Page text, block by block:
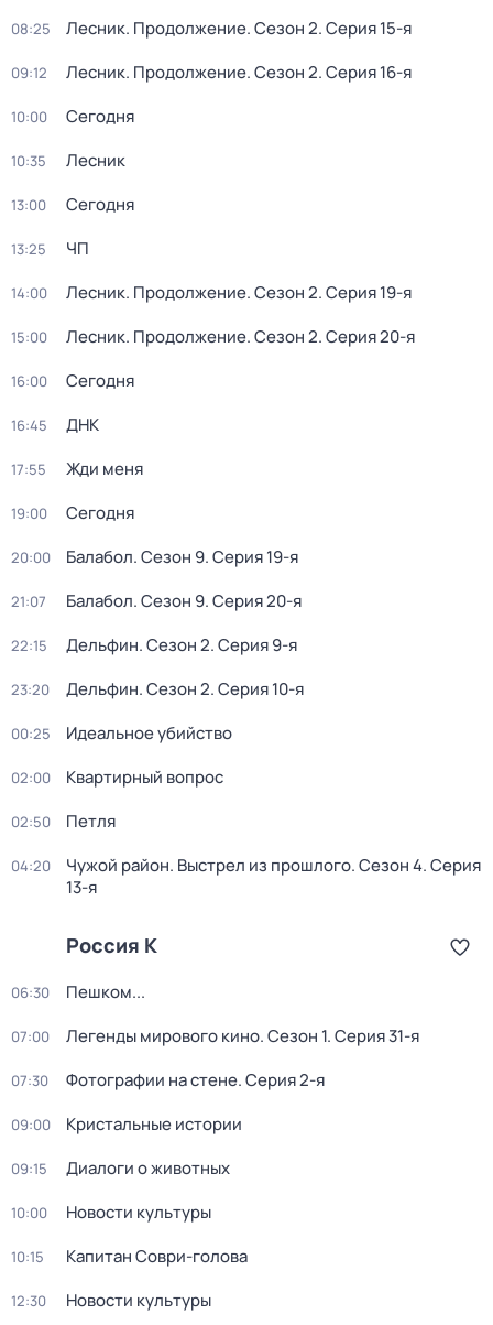
08:25 Лесник. Продолжение. Сезон 2. Серия 15-я
09:12 Лесник. Продолжение. Сезон 2. Серия 16-я
10:00 Сегодня
10:35 Лесник
13:00 Сегодня
13:25 ЧП
14:00 Лесник. Продолжение. Сезон 2. Серия 19-я
15:00 Лесник. Продолжение. Сезон 2. Серия 20-я
16:00 Сегодня
16:45 ДНК
17:55 Жди меня
19:00 Сегодня
20:00 Балабол. Сезон 9. Серия 19-я
21:07 Балабол. Сезон 9. Серия 20-я
22:15 Дельфин. Сезон 2. Серия 9-я
23:20 Дельфин. Сезон 2. Серия 10-я
00:25 Идеальное убийство
02:00 Квартирный вопрос
02:50 Петля
04:20 Чужой район. Выстрел из прошлого. Сезон 4. Серия
13-я
Россия К
06:30 Пешком...
07:00 Легенды мирового кино. Сезон 1. Серия 31-я
07:30 Фотографии на стене. Серия 2-я
09:00 Кристальные истории
09:15 Диалоги о животных
10:00 Новости культуры
10:15 Капитан Соври-голова
12:30 Новости культуры